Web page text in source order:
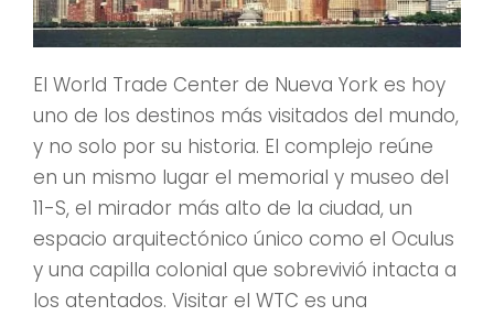
El World Trade Center de Nueva York es hoy
uno de los destinos más visitados del mundo,
y no solo por su historia. El complejo reúne
en un mismo lugar el memorial y museo del
11-S, el mirador más alto de la ciudad, un
espacio arquitectónico único como el Oculus
y una capilla colonial que sobrevivió intacta a
los atentados. Visitar el WTC es una